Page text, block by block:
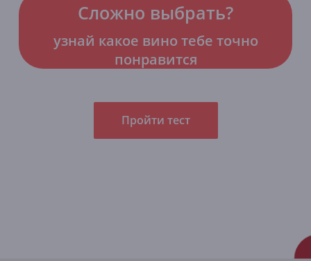
Сложно выбрать?
узнай какое вино тебе точно
понравится
Пройти тест